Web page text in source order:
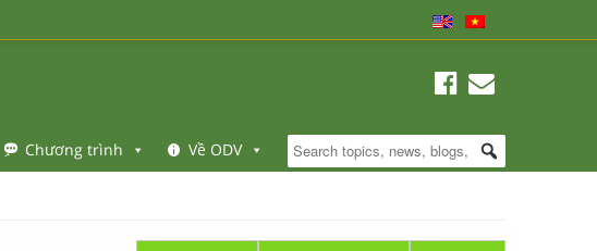
Chương trình Về ODV